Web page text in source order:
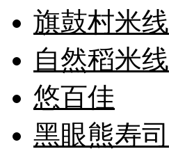
旗鼓村米线
自然稻米线
悠百佳
黑眼熊寿司